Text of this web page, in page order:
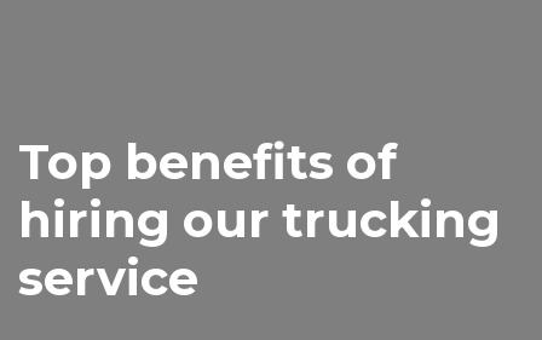
Top benefits of
hiring our trucking
service